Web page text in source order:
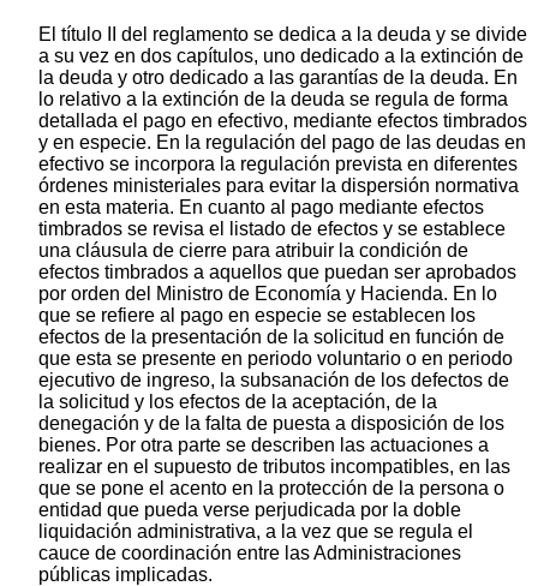
El título II del reglamento se dedica a la deuda y se divide
a su vez en dos capítulos, uno dedicado a la extinción de
la deuda y otro dedicado a las garantías de la deuda. En
lo relativo a la extinción de la deuda se regula de forma
detallada el pago en efectivo, mediante efectos timbrados
y en especie. En la regulación del pago de las deudas en
efectivo se incorpora la regulación prevista en diferentes
órdenes ministeriales para evitar la dispersión normativa
en esta materia. En cuanto al pago mediante efectos
timbrados se revisa el listado de efectos y se establece
una cláusula de cierre para atribuir la condición de
efectos timbrados a aquellos que puedan ser aprobados
por orden del Ministro de Economía y Hacienda. En lo
que se refiere al pago en especie se establecen los
efectos de la presentación de la solicitud en función de
que esta se presente en periodo voluntario o en periodo
ejecutivo de ingreso, la subsanación de los defectos de
la solicitud y los efectos de la aceptación, de la
denegación y de la falta de puesta a disposición de los
bienes. Por otra parte se describen las actuaciones a
realizar en el supuesto de tributos incompatibles, en las
que se pone el acento en la protección de la persona o
entidad que pueda verse perjudicada por la doble
liquidación administrativa, a la vez que se regula el
cauce de coordinación entre las Administraciones
públicas implicadas.